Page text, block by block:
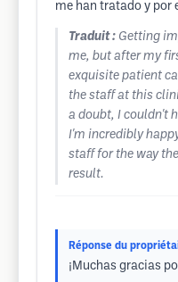
me han tratado y por
Traduit : Getting
me, but after my
exquisite patient
the staff at this
a doubt, I couldn't
I'm incredibly
staff for the way
result.
Réponse du
¡Muchas gracias